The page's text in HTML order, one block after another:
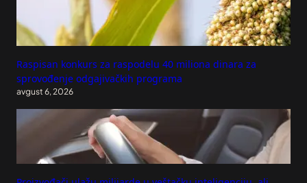
Raspisan konkurs za raspodelu 40 miliona dinara za
sprovođenje odgajivačkih programa
avgust 6, 2026